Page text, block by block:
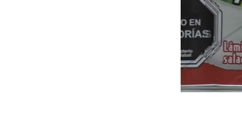
Unmute